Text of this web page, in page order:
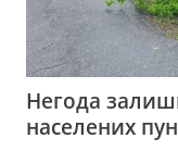
Негода
населених